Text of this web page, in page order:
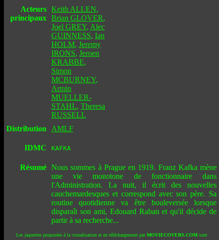
Acteurs
principaux
Keith ALLEN,
Brian GLOVER,
Joel GREY, Alec
GUINNESS, Ian
HOLM, Jeremy
IRONS, Jeroen
KRABBE,
Simon
MCBURNEY,
Armin
MUELLER-
STAHL, Theresa
RUSSELL
Distribution
AMLF
IDMC KAFKA
Résumé Nous sommes à Prague en 1919. Franz Kafka mène
une vie monotone de fonctionnaire dans
l'Administration. La nuit, il écrit des nouvelles
cauchemardesques et correspond avec son père. Sa
routine quotidienne va être bouleversée lorsque
disparaît son ami, Edouard Raban et qu'il décide de
partir à sa recherche...
Les jaquettes proposées à la visualisation et en téléchargement parMOVIECOVERS.COMsont